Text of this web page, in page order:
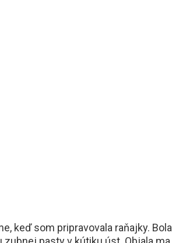
keď som pripravovala raňajky. Bola